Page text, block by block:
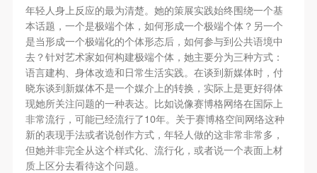
年轻人身上反应的最为清楚。她的策展实践始终围绕一个基
本话题，一个是极端个体，如何形成一个极端个体？另一个
是当形成一个极端化的个体形态后，如何参与到公共语境中
去？针对艺术家如何构建极端个体，她主要分为三种方式：
语言建构、身体改造和日常生活实践。在谈到新媒体时，付
晓东谈到新媒体不是一个媒介上的转换，实际上是更好得体
现她所关注问题的一种表达。比如说像赛博格网络在国际上
非常流行，可能已经流行了10年。关于赛博格空间网络这种
新的表现手法或者说创作方式，年轻人做的这非常非常多，
但她并非完全从这个样式化、流行化，或者说一个表面上材
质上区分去看待这个问题。
（1）、拍摄内容 乙方拍摄的带有甲方肖像的作品内
容包括：①中央美术学院美术馆②中央美术学院校园
内○3由中央美术学院公共教育部策划或执行的一切活
动。
（2）、使用形式 用于中央美术学院图书出版、销售
附带光盘及宣传资料。
（3）、使用地域范围
适用地域范围包括国内和国外。
使用肖像的媒介限于不损害甲方肖像权的任何媒介
（1）、拍摄内容 乙方拍摄的带有甲方肖像的作品内
容包括：①中央美术学院美术馆②中央美术学院校园
内○3由中央美术学院公共教育部策划或执行的一切活
动。
（2）、使用形式 用于中央美术学院图书出版、销售
附带光盘及宣传资料。
（3）、使用地域范围
适用地域范围包括国内和国外。
使用肖像的媒介限于不损害甲方肖像权的任何媒介
（1）、拍摄内容 乙方拍摄的带有甲方肖像的作品内
容包括：①中央美术学院美术馆②中央美术学院校园
内○3由中央美术学院公共教育部策划或执行的一切活
动。
（2）、使用形式 用于中央美术学院图书出版、销售
附带光盘及宣传资料。
（3）、使用地域范围
适用地域范围包括国内和国外。
使用肖像的媒介限于不损害甲方肖像权的任何媒介
快捷登录 帐号密码登录